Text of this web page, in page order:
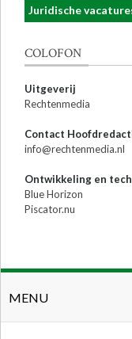
Juridische
COLOFON
Uitgeverij
Rechtenmedia
Contact
info@rechtenmedia.nl
Ontwikkeling en
Blue Horizon
Piscator.nu
MENU